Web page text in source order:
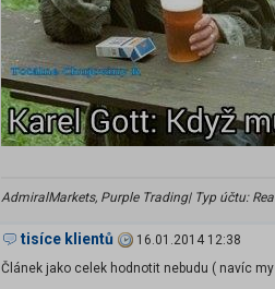
AdmiralMarkets, Purple Trading| Typ účtu:
tisíce klientů
16.01.2014 12:38
Článek jako celek hodnotit nebudu ( navíc